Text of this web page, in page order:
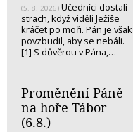
(5. 8. 2026) Učedníci dostali
strach, když viděli Ježíše
kráčet po moři. Pán je však
povzbudil, aby se nebáli.
[1] S důvěrou v Pána,…
Proměnění Páně
na hoře Tábor
(6.8.)